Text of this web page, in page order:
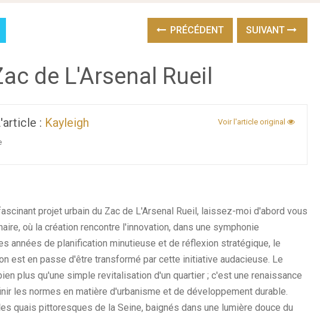
PRÉCÉDENT SUIVANT
de L'Arsenal Rueil
: Kayleigh Voir l'article original
projet urbain du Zac de L'Arsenal Rueil, laissez-moi d'abord vous
où la création rencontre l'innovation, dans une symphonie
années de planification minutieuse et de réflexion stratégique, le
est en passe d'être transformé par cette initiative audacieuse. Le
plus qu'une simple revitalisation d'un quartier ; c'est une renaissance
les normes en matière d'urbanisme et de développement durable.
quais pittoresques de la Seine, baignés dans une lumière douce du